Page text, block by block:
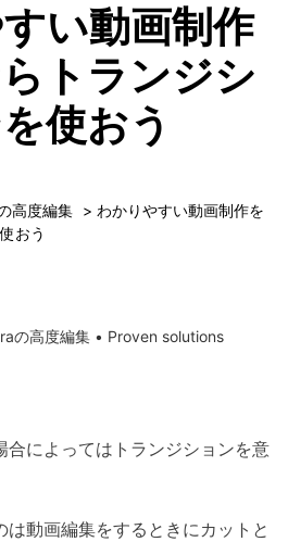
い動画制作
トランジシ
使おう
高度編集 > わかりやすい動画制作を
おう
の高度編集 • Proven solutions
合によってはトランジションを意
は動画編集をするときにカットと